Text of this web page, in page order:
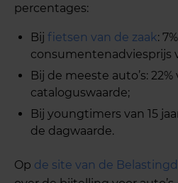
percentages:
Bijfietsen van de zaak:
consumentenadviesprijs
Bij de meeste auto’s: 22%
cataloguswaarde;
Bij youngtimers van 15
de dagwaarde.
Op de site van de